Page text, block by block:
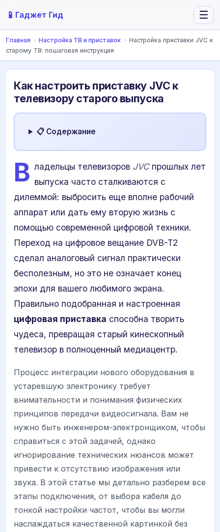
📱 Гаджет Гид ☰
Главная › Настройка ТВ и приставок › Настройка приставки JVC к
старому ТВ: пошаговая инструкция
Как настроить приставку JVC к
телевизору старого выпуска
📋 Содержание
В ладельцы телевизоров JVCпрошлых лет
выпуска часто сталкиваются с
дилеммой: выбросить еще вполне рабочий
аппарат или дать ему вторую жизнь с
помощью современной цифровой техники.
Переход на цифровое вещание DVB-T2
сделал аналоговый сигнал практически
бесполезным, но это не означает конец
эпохи для вашего любимого экрана.
Правильно подобранная и настроенная
цифровая приставка способна творить
чудеса, превращая старый кинескопный
телевизор в полноценный медиацентр.
Процесс интеграции нового оборудования в
устаревшую электронику требует
внимательности и понимания физических
принципов передачи видеосигнала. Вам не
нужно быть инженером-электронщиком, чтобы
справиться с этой задачей, однако
игнорирование технических нюансов может
привести к отсутствию изображения или
звука. В этой статье мы детально разберем все
этапы подключения, от выбора кабеля до
тонкой настройки частот, чтобы вы могли
наслаждаться качественной картинкой без